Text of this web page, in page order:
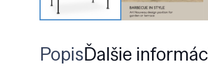
PopisĎalšie